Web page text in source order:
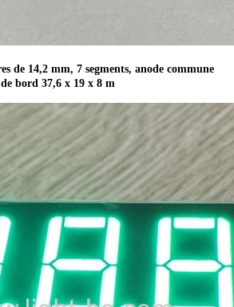
de 14,2 mm, 7 segments, anode commune
bord 37,6 x 19 x 8 m